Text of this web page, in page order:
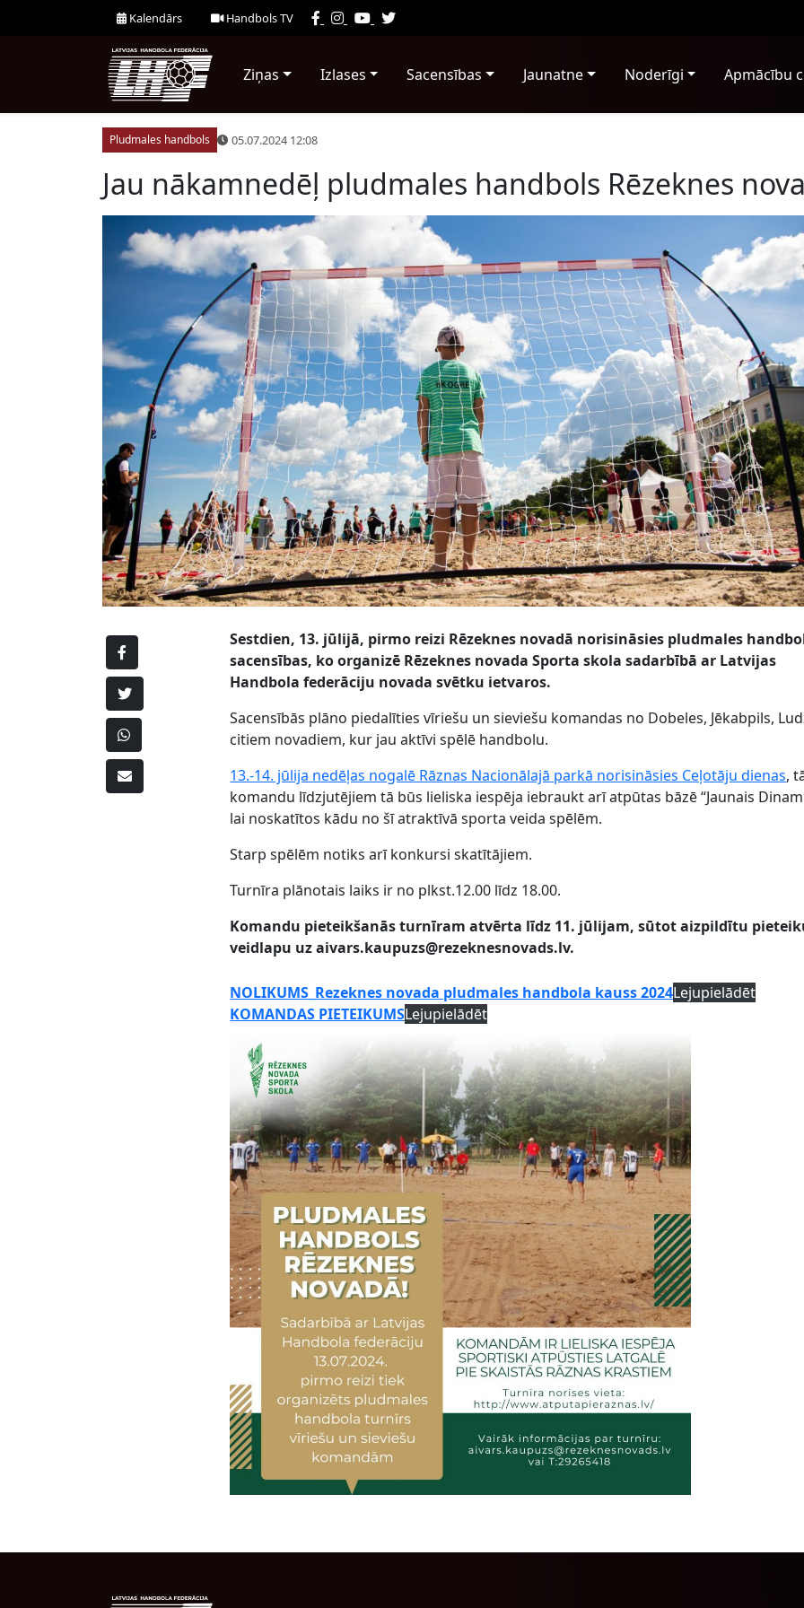
Kalendārs Handbols TV
Ziņas Izlases Sacensības Jaunatne Noderīgi Apmācību
Pludmales handbols 05.07.2024 12:08
Jau nākamnedēļ pludmales handbols Rēzeknes
Sestdien, 13. jūlijā, pirmo reizi Rēzeknes novadā norisināsies pludmales
sacensības, ko organizē Rēzeknes novada Sporta skola sadarbībā ar Latvijas
Handbola federāciju novada svētku ietvaros.
Sacensībās plāno piedalīties vīriešu un sieviešu komandas no Dobeles, Jēkabpils,
citiem novadiem, kur jau aktīvi spēlē handbolu.
13.-14. jūlija nedēļas nogalē Rāznas Nacionālajā parkā norisināsies Ceļotāju dienas,
komandu līdzjutējiem tā būs lieliska iespēja iebraukt arī atpūtas bāzē “Jaunais
lai noskatītos kādu no šī atraktīvā sporta veida spēlēm.
Starp spēlēm notiks arī konkursi skatītājiem.
Turnīra plānotais laiks ir no plkst.12.00 līdz 18.00.
Komandu pieteikšanās turnīram atvērta līdz 11. jūlijam, sūtot aizpildītu
veidlapu uz aivars.kaupuzs@rezeknesnovads.lv.
NOLIKUMS_Rezeknes novada pludmales handbola kauss 2024Lejupielādēt
KOMANDAS PIETEIKUMSLejupielādēt